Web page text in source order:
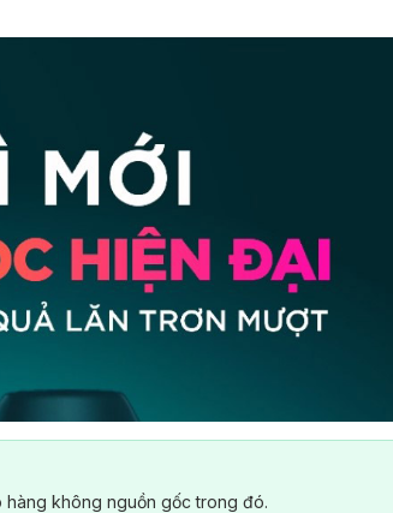
không nguồn gốc trong đó.